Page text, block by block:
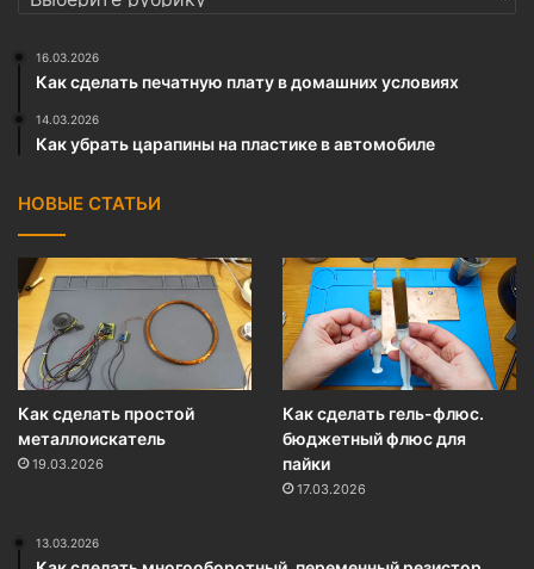
16.03.2026
Как сделать печатную плату в домашних условиях
14.03.2026
Как убрать царапины на пластике в автомобиле
НОВЫЕ СТАТЬИ
Как сделать простой
металлоискатель
19.03.2026
Как сделать гель-флюс.
бюджетный флюс для
пайки
17.03.2026
13.03.2026